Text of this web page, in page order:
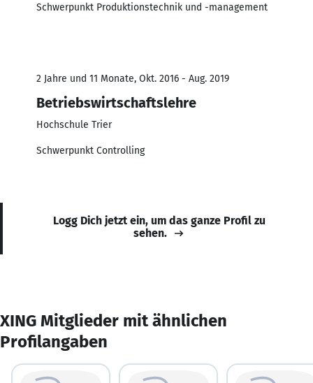
Schwerpunkt Produktionstechnik und -management
2 Jahre und 11 Monate, Okt. 2016 - Aug. 2019
Betriebswirtschaftslehre
Hochschule Trier
Schwerpunkt Controlling
Logg Dich jetzt ein, um das ganze Profil zu
sehen.
XING Mitglieder mit ähnlichen
Profilangaben